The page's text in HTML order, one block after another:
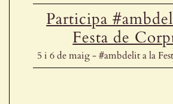
Participa
Festa de
5 i 6 de maig - #ambdelit a la